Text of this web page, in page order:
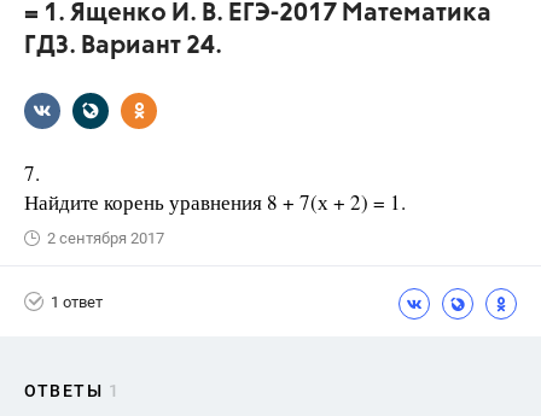
= 1. Ященко И. В. ЕГЭ-2017 Математика
ГДЗ. Вариант 24.
7.
Найдите корень уравнения 8 + 7(х + 2) = 1.
2 сентября 2017
1 ответ
ОТВЕТЫ 1